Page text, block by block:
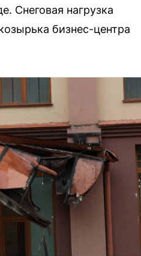
Снеговая нагрузка
бизнес-центра